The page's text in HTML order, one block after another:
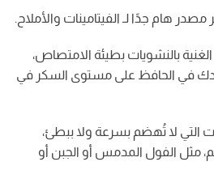
هام جدًا لـ الفيتامينات والأملاح.
بالنشويات بطيئة الامتصاص،
في الحافظ على مستوى السكر في
التي لا تُهضم بسرعة ولا ببطئ،
مثل الفول المدمس أو الجبن أو